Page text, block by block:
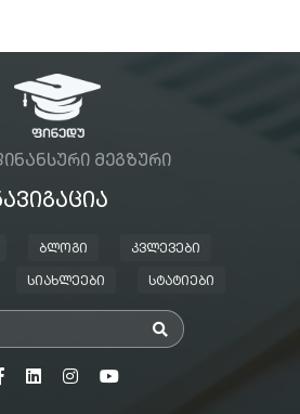
ᲛᲔᲒᲖᲣᲠᲘ
ᲑᲚᲝᲒᲘ ᲙᲕᲚᲔᲕᲔᲑᲘ
ᲡᲘᲐᲮᲚᲔᲔᲑᲘ ᲡᲢᲐᲢᲘᲔᲑᲘ